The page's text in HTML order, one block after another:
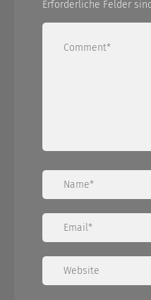
Erforderliche Felder